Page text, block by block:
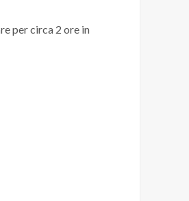
per circa 2 ore in